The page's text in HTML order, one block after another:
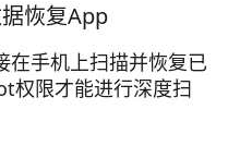
恢复App
在手机上扫描并恢复已
权限才能进行深度扫